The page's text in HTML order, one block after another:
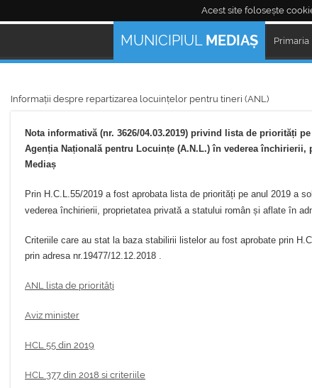
Acest site foloseșteMediaş Live:
MUNICIPIUL MEDIAȘ Primaria
Informații despre repartizarea locuințelor pentru tineri (ANL)
Nota informativă (nr. 3626/04.03.2019) privind lista de priorități
Agenția Națională pentru Locuințe (A.N.L.) în vederea
Mediaș
Prin H.C.L.55/2019 a fost aprobata lista de priorități pe anul 2019 a
vederea închirierii, proprietatea privată a statului român și aflate în
Criteriile care au stat la baza stabilirii listelor au fost aprobate prin
prin adresa nr.19477/12.12.2018 .
ANL lista de priorități
Aviz minister
HCL 55 din 2019
HCL 377 din 2018 si criteriile